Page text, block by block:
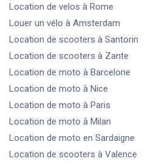
Location de velos à Rome
Louer un vélo à Amsterdam
Location de scooters à Santorin
Location de scooters à Zante
Location de moto à Barcelone
Location de moto à Nice
Location de moto à Paris
Location de moto à Milan
Location de moto en Sardaigne
Location de scooters à Valence